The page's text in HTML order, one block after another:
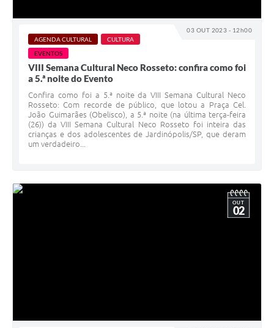
03 OUT 2023 - 12h00
AGENDA CULTURAL
CULTURA
EVENTOS
VIII Semana Cultural Neco Rosseto: confira como foi
a 5.ª noite do Evento
Confira como foi a 5.ª noite da VIII Semana Cultural Neco
Rosseto: Com recorde de público, que lotou a Praça Cel.
João Guimarães (Obelisco), a 5.ª noite (na última terça-feira
(26)) da VIII Semana Cultural Neco Rosseto foi inteira das
crianças e dos adolescentes de Jardinópolis/SP, que deram
um verdadeiro...
OUT
02